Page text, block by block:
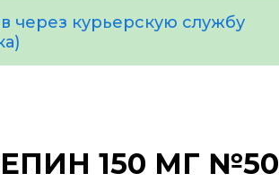
через курьерскую службу
150 МГ №50